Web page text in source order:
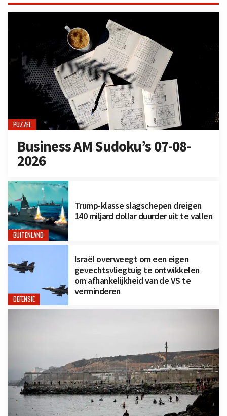
PUZZEL
Business AM Sudoku’s 07-08-
2026
BUITENLAND
Trump-klasse slagschepen dreigen
140 miljard dollar duurder uit te vallen
DEFENSIE
Israël overweegt om een eigen
gevechtsvliegtuig te ontwikkelen
om afhankelijkheid van de VS te
verminderen